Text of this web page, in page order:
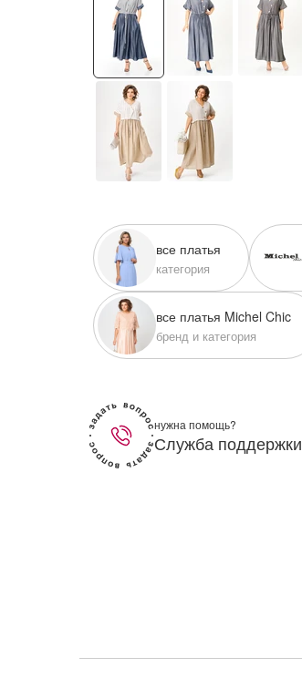
все платья
категория
все платья Michel Chic
бренд и категория
нужна помощь?
Служба поддержки